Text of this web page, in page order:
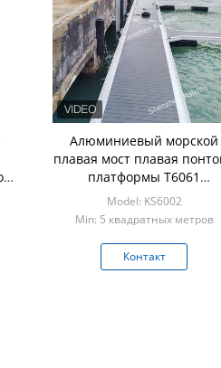
Алюминиевый морской
плавая мост плавая
платформы T6061
УЛЬТРАФИОЛЕТОВЫЙ
Model: KS6002
Min: 5 квадратных метров
Контакт